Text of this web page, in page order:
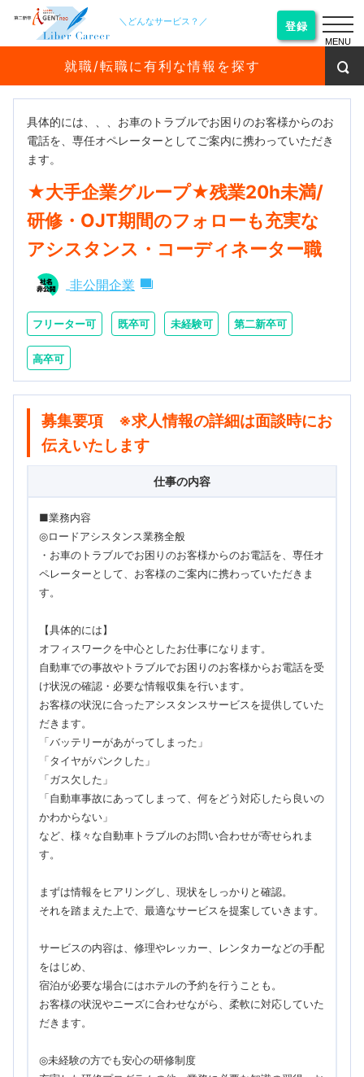
＼どんなサービス？／ 登録
就職/転職に有利な情報を探す
具体的には、、、お車のトラブルでお困りのお客様からのお
電話を、専任オペレーターとしてご案内に携わっていただき
ます。
★大手企業グループ★残業20h未満/
研修・OJT期間のフォローも充実な
アシスタンス・コーディネーター職
非公開企業
フリーター可 既卒可 未経験可 第二新卒可
高卒可
募集要項 ※求人情報の詳細は面談時にお
伝えいたします
仕事の内容
■業務内容
◎ロードアシスタンス業務全般
・お車のトラブルでお困りのお客様からのお電話を、専任オ
ペレーターとして、お客様のご案内に携わっていただきま
す。
【具体的には】
オフィスワークを中心としたお仕事になります。
自動車での事故やトラブルでお困りのお客様からお電話を受
け状況の確認・必要な情報収集を行います。
お客様の状況に合ったアシスタンスサービスを提供していた
だきます。
「バッテリーがあがってしまった」
「タイヤがパンクした」
「ガス欠した」
「自動車事故にあってしまって、何をどう対応したら良いの
かわからない」
など、様々な自動車トラブルのお問い合わせが寄せられま
す。
まずは情報をヒアリングし、現状をしっかりと確認。
それを踏まえた上で、最適なサービスを提案していきます。
サービスの内容は、修理やレッカー、レンタカーなどの手配
をはじめ、
宿泊が必要な場合にはホテルの予約を行うことも。
お客様の状況やニーズに合わせながら、柔軟に対応していた
だきます。
◎未経験の方でも安心の研修制度
MENU